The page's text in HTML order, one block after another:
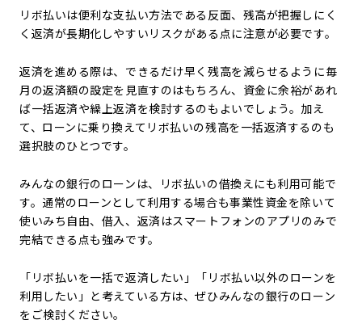
リボ払いは便利な支払い方法である反面、残高が把握しにく
く返済が長期化しやすいリスクがある点に注意が必要です。
返済を進める際は、できるだけ早く残高を減らせるように毎
月の返済額の設定を見直すのはもちろん、資金に余裕があれ
ば一括返済や繰上返済を検討するのもよいでしょう。加え
て、ローンに乗り換えてリボ払いの残高を一括返済するのも
選択肢のひとつです。
みんなの銀行のローンは、リボ払いの借換えにも利用可能で
す。通常のローンとして利用する場合も事業性資金を除いて
使いみち自由、借入、返済はスマートフォンのアプリのみで
完結できる点も強みです。
「リボ払いを一括で返済したい」「リボ払い以外のローンを
利用したい」と考えている方は、ぜひみんなの銀行のローン
をご検討ください。